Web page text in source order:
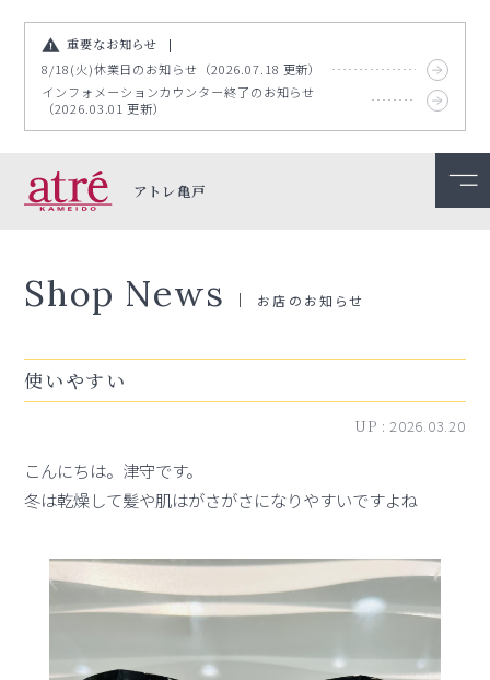
重要なお知らせ
8/18(火)休業日のお知らせ（2026.07.18 更新）
インフォメーションカウンター終了のお知らせ
（2026.03.01 更新）
アトレ亀戸
Shop News お店のお知らせ
使いやすい
UP :2026.03.20
こんにちは。津守です。
冬は乾燥して髪や肌はがさがさになりやすいですよね